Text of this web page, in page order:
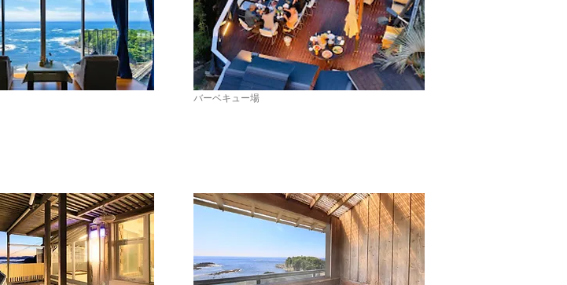
バーベキュー場